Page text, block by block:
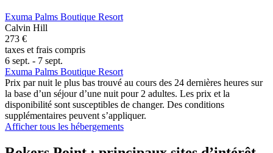
Exuma Palms Boutique Resort
Calvin Hill
273 €
taxes et frais compris
6 sept. - 7 sept.
Exuma Palms Boutique Resort
Prix par nuit le plus bas trouvé au cours des 24 dernières heures sur
la base d’un séjour d’une nuit pour 2 adultes. Les prix et la
disponibilité sont susceptibles de changer. Des conditions
supplémentaires peuvent s’appliquer.
Afficher tous les hébergements